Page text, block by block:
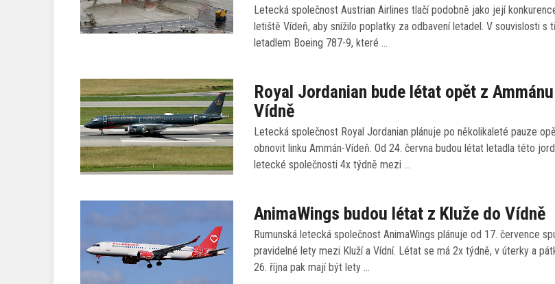
Letecká společnost Austrian Airlines tlačí podobně jako její
letiště Vídeň, aby snížilo poplatky za odbavení letadel. V souvislosti s
letadlem Boeing 787-9, které …
Royal Jordanian bude létat opět z
Vídně
Letecká společnost Royal Jordanian plánuje po několikaleté pauze
obnovit linku Ammán-Vídeň. Od 24. června budou létat letadla této
letecké společnosti 4x týdně mezi …
AnimaWings budou létat z Kluže do Vídně
Rumunská letecká společnost AnimaWings plánuje od 17. července
pravidelné lety mezi Kluží a Vídní. Létat se má 2x týdně, v úterky a
26. října pak mají být lety …